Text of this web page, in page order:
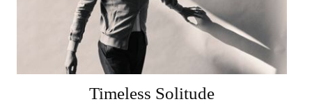
Timeless Solitude